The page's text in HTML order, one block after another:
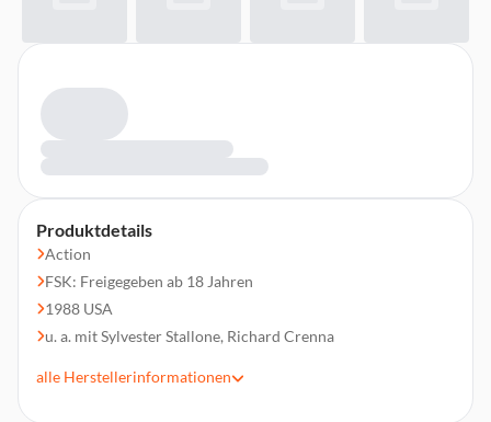
Produktdetails
Action
FSK: Freigegeben ab 18 Jahren
1988 USA
u. a. mit Sylvester Stallone, Richard Crenna
Kotcheff
alle Herstellerinformationen